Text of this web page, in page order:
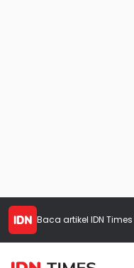
Baca artikel IDN Times